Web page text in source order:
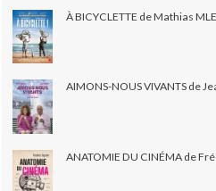
À BICYCLETTE de Mathias
AIMONS-NOUS VIVANTS de
ANATOMIE DU CINÉMA de